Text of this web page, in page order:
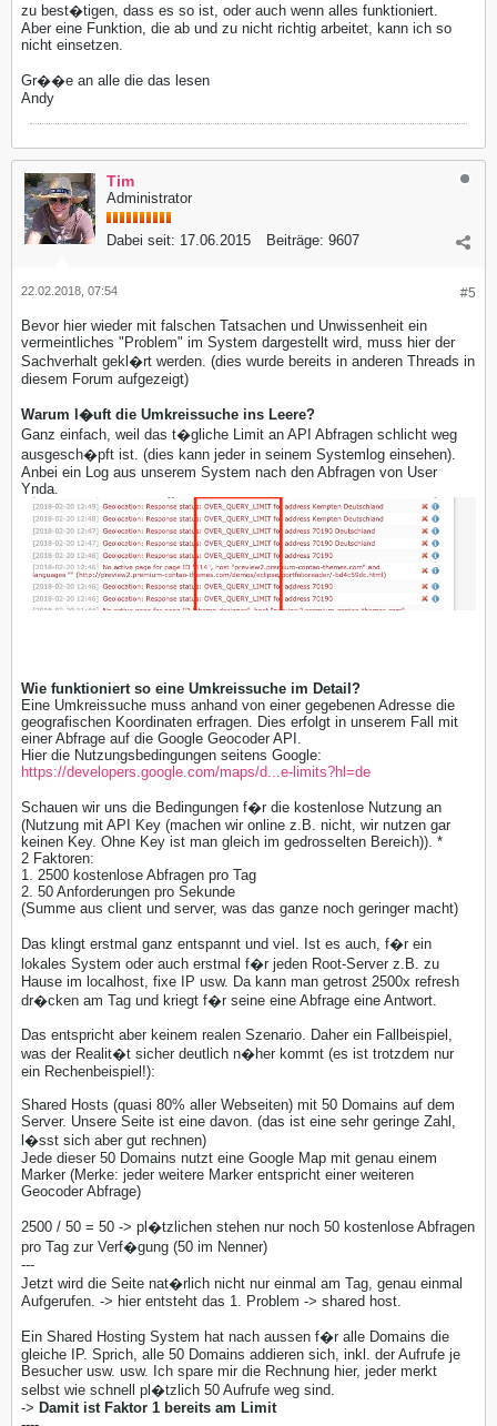
zu best�tigen, dass es so ist, oder auch wenn alles funktioniert.
Aber eine Funktion, die ab und zu nicht richtig arbeitet, kann ich so
nicht einsetzen.
Gr��e an alle die das lesen
Andy
Tim
Administrator
Dabei seit: 17.06.2015 Beiträge: 9607
#5
22.02.2018, 07:54
Bevor hier wieder mit falschen Tatsachen und Unwissenheit ein
vermeintliches "Problem" im System dargestellt wird, muss hier der
Sachverhalt gekl�rt werden. (dies wurde bereits in anderen Threads in
diesem Forum aufgezeigt)
Warum l�uft die Umkreissuche ins Leere?
Ganz einfach, weil das t�gliche Limit an API Abfragen schlicht weg
ausgesch�pft ist. (dies kann jeder in seinem Systemlog einsehen).
Anbei ein Log aus unserem System nach den Abfragen von User
Ynda.
Wie funktioniert so eine Umkreissuche im Detail?
Eine Umkreissuche muss anhand von einer gegebenen Adresse die
geografischen Koordinaten erfragen. Dies erfolgt in unserem Fall mit
einer Abfrage auf die Google Geocoder API.
Hier die Nutzungsbedingungen seitens Google:
https://developers.google.com/maps/d...e-limits?hl=de
Schauen wir uns die Bedingungen f�r die kostenlose Nutzung an
(Nutzung mit API Key (machen wir online z.B. nicht, wir nutzen gar
keinen Key. Ohne Key ist man gleich im gedrosselten Bereich)). *
2 Faktoren:
1. 2500 kostenlose Abfragen pro Tag
2. 50 Anforderungen pro Sekunde
(Summe aus client und server, was das ganze noch geringer macht)
Das klingt erstmal ganz entspannt und viel. Ist es auch, f�r ein
lokales System oder auch erstmal f�r jeden Root-Server z.B. zu
Hause im localhost, fixe IP usw. Da kann man getrost 2500x refresh
dr�cken am Tag und kriegt f�r seine eine Abfrage eine Antwort.
Das entspricht aber keinem realen Szenario. Daher ein Fallbeispiel,
was der Realit�t sicher deutlich n�her kommt (es ist trotzdem nur
ein Rechenbeispiel!):
Shared Hosts (quasi 80% aller Webseiten) mit 50 Domains auf dem
Server. Unsere Seite ist eine davon. (das ist eine sehr geringe Zahl,
l�sst sich aber gut rechnen)
Jede dieser 50 Domains nutzt eine Google Map mit genau einem
Marker (Merke: jeder weitere Marker entspricht einer weiteren
Geocoder Abfrage)
2500 / 50 = 50 -> pl�tzlichen stehen nur noch 50 kostenlose Abfragen
pro Tag zur Verf�gung (50 im Nenner)
---
Jetzt wird die Seite nat�rlich nicht nur einmal am Tag, genau einmal
Aufgerufen. -> hier entsteht das 1. Problem -> shared host.
Ein Shared Hosting System hat nach aussen f�r alle Domains die
gleiche IP. Sprich, alle 50 Domains addieren sich, inkl. der Aufrufe je
Besucher usw. usw. Ich spare mir die Rechnung hier, jeder merkt
selbst wie schnell pl�tzlich 50 Aufrufe weg sind.
-> Damit ist Faktor 1 bereits am Limit